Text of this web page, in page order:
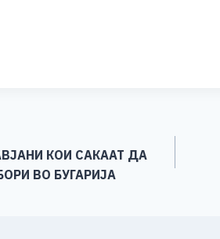
КОИ САКААТ ДА
ВО БУГАРИЈА